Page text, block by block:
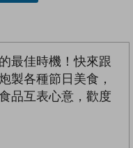
最佳時機！快來跟
製各種節日美食，
品互表心意，歡度